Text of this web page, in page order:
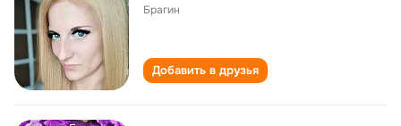
Брагин
Добавить в друзья